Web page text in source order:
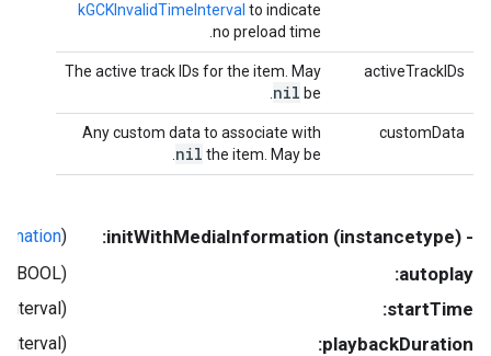
kGCKInvalidTimeInterval to indicate
no preload time.
activeTrackIDs
The active track IDs for the item. May
be
nil
customData
Any custom data to associate with
the item. May be
nil
- (instancetype) initWithMediaInformation:
(
autoplay:
(BOOL)
startTime:
(NSTimeInterval)
playbackDuration:
(NSTimeInterval)